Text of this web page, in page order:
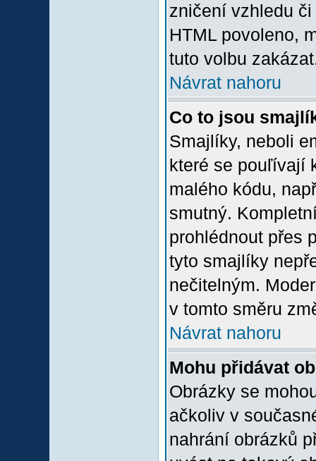
zničení vzhledu
HTML povoleno,
tuto volbu
Návrat nahoru
Co to jsou
Smajlíky, neboli
které se pouľívají
malého kódu,
smutný.
prohlédnout přes
tyto smajlíky
nečitelným.
v tomto směru
Návrat nahoru
Mohu přidávat
Obrázky se
ačkoliv v
nahrání obrázků